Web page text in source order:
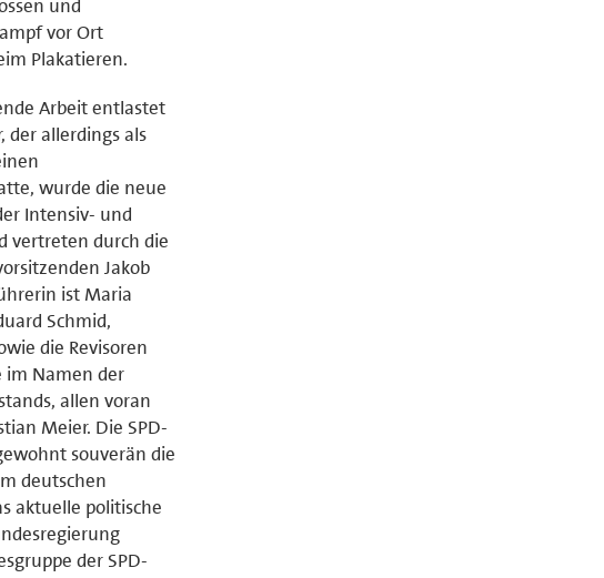
und
vor Ort
Plakatieren.
Arbeit entlastet
der allerdings als
wurde die neue
Intensiv- und
vertreten durch die
Jakob
ist Maria
Schmid,
die Revisoren
im Namen der
allen voran
Meier. Die SPD-
souverän die
deutschen
aktuelle politische
der SPD-